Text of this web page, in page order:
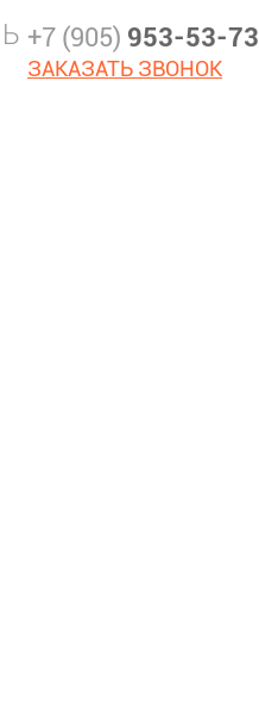
+7 (905) 953-53-73
ЗАКАЗАТЬ ЗВОНОК